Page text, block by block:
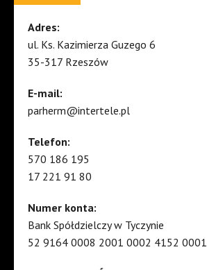
Adres:
ul. Ks. Kazimierza Guzego 6
35-317 Rzeszów
E-mail:
parherm@intertele.pl
Telefon:
570 186 195
17 221 91 80
Numer konta:
Bank Spółdzielczy w Tyczynie
52 9164 0008 2001 0002 4152 0001